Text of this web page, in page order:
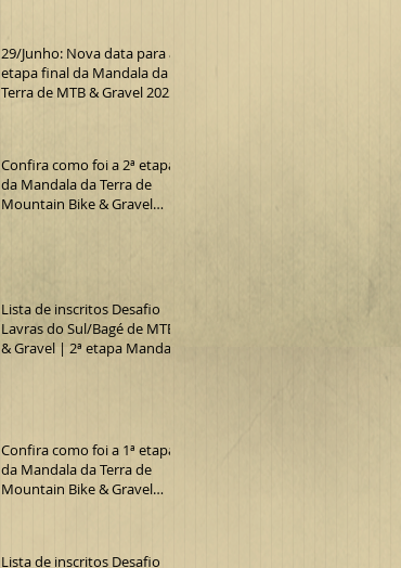
29/Junho: Nova data para a
etapa final da Mandala da
Terra de MTB & Gravel 2025
Confira como foi a 2ª etapa
da Mandala da Terra de
Mountain Bike & Gravel
Lista de inscritos Desafio
Lavras do Sul/Bagé de MTB
& Gravel | 2ª etapa Mandala
Confira como foi a 1ª etapa
da Mandala da Terra de
Mountain Bike & Gravel
Lista de inscritos Desafio